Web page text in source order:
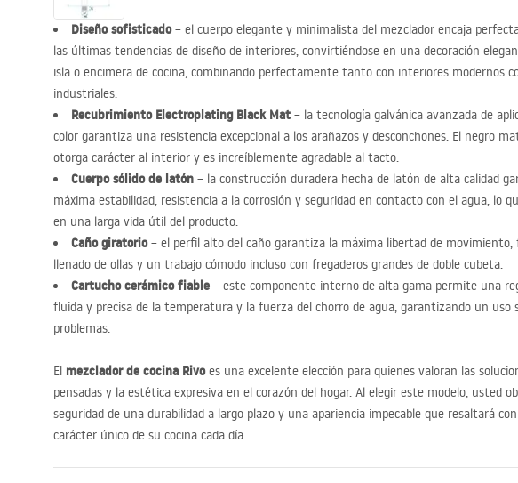
Diseño sofisticado– el cuerpo elegante y minimalista del mezclador encaja
las últimas tendencias de diseño de interiores, convirtiéndose en una decoración
isla o encimera de cocina, combinando perfectamente tanto con interiores modernos
industriales.
Recubrimiento Electroplating Black Mat – la tecnología galvánica avanzada de
color garantiza una resistencia excepcional a los arañazos y desconchones. El negro
otorga carácter al interior y es increíblemente agradable al tacto.
Cuerpo sólido de latón – la construcción duradera hecha de latón de alta calidad
máxima estabilidad, resistencia a la corrosión y seguridad en contacto con el agua, lo
en una larga vida útil del producto.
Caño giratorio– el perfil alto del caño garantiza la máxima libertad de movimiento,
llenado de ollas y un trabajo cómodo incluso con fregaderos grandes de doble cubeta.
Cartucho cerámico fiable – este componente interno de alta gama permite una
fluida y precisa de la temperatura y la fuerza del chorro de agua, garantizando un uso
problemas.
El mezclador de cocina Rivoes una excelente elección para quienes valoran las
pensadas y la estética expresiva en el corazón del hogar. Al elegir este modelo, usted
seguridad de una durabilidad a largo plazo y una apariencia impecable que resaltará
carácter único de su cocina cada día.